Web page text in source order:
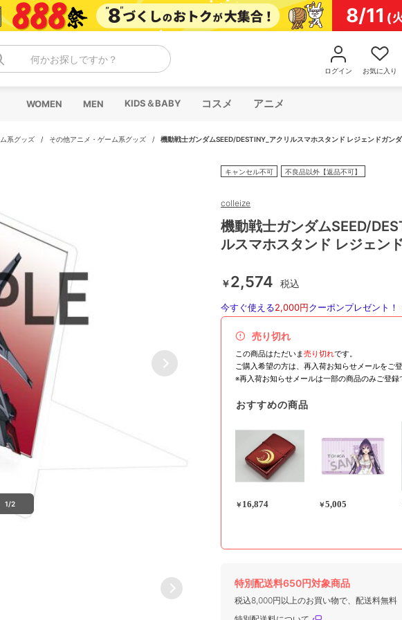
何かお探しですか？
ログイン お気に入り
WOMEN MEN KIDS＆BABY コスメ アニメ
系グッズ / その他アニメ・ゲーム系グッズ / 機動戦士ガンダムSEED/DESTINY_アクリルスマホスタンド レジェンドガン
1/2
キャンセル不可 不良品以外【返品不可】
colleize
機動戦士ガンダムSEED/
ルスマホスタンド レジェン
￥2,574 税込
今すぐ使える2,000円クーポンプレゼント！
売り切れ
この商品はただいま売り切れです。
ご購入希望の方は、再入荷お知らせメールをご登
※再入荷お知らせメールは一部の商品のみご登録
おすすめの商品
￥ 16,874 ￥5,005
特別配送料650円対象商品
税込8,000円以上のお買い物で、配送料無料